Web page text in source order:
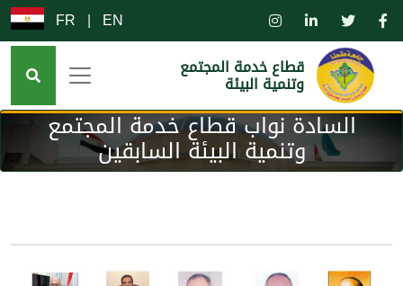
EN
|
FR
قطاع خدمة المجتمع
وتنمية البيئة
السادة نواب قطاع خدمة المجتمع
وتنمية البيئة السابقين